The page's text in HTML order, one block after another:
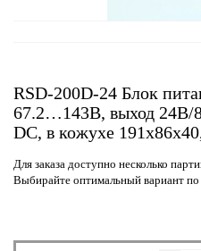
RSD-200D-24 Блок
67.2…143В, выход 24В/
DC, в кожухе
Для заказа доступно несколько
Выбирайте оптимальный вариант по